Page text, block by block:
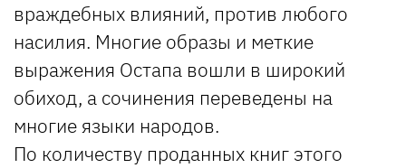
враждебных влияний, против любого
насилия. Многие образы и меткие
выражения Остапа вошли в широкий
обиход, а сочинения переведены на
многие языки народов.
По количеству проданных книг этого